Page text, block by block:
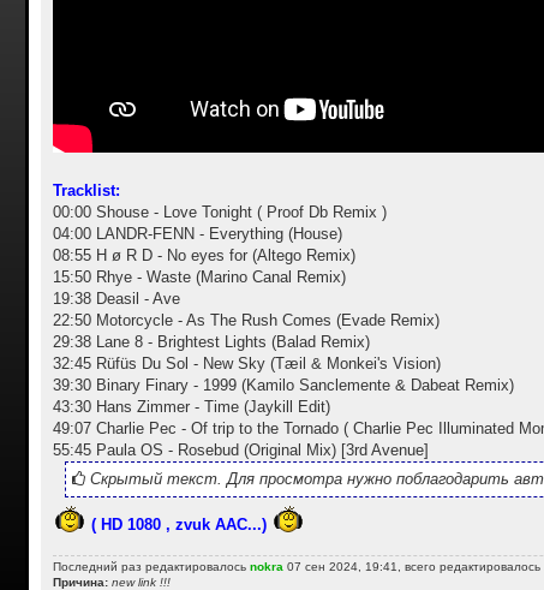
Tracklist:
00:00 Shouse - Love Tonight ( Proof Db Remix )
04:00 LANDR-FENN - Everything (House)
08:55 H ø R D - No eyes for (Altego Remix)
15:50 Rhye - Waste (Marino Canal Remix)
19:38 Deasil - Ave
22:50 Motorcycle - As The Rush Comes (Evade Remix)
29:38 Lane 8 - Brightest Lights (Balad Remix)
32:45 Rüfüs Du Sol - New Sky (Tæil & Monkei's Vision)
39:30 Binary Finary - 1999 (Kamilo Sanclemente & Dabeat Remix)
43:30 Hans Zimmer - Time (Jaykill Edit)
49:07 Charlie Pec - Of trip to the Tornado ( Charlie Pec Illuminated
55:45 Paula OS - Rosebud (Original Mix) [3rd Avenue]
Скрытый текст. Для просмотра нужно поблагодарить
( HD 1080 , zvuk AAC...)
Последний раз редактировалось nokra 07 сен 2024, 19:41, всего редактировалось
Причина: new link !!!